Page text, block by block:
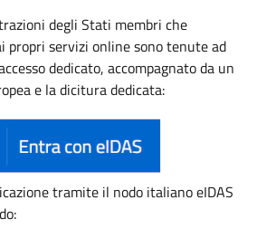
degli Stati membri che
propri servizi online sono tenute ad
dedicato, accompagnato da un
e la dicitura dedicata:
tramite il nodo italiano eIDAS